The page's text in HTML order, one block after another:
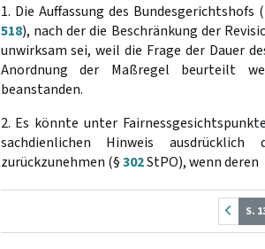
1. Die Auffassung des Bundesgerichtshofs (
518), nach der die Beschränkung der
unwirksam sei, weil die Frage der Dauer
Anordnung der Maßregel beurteilt
beanstanden.
2. Es könnte unter
sachdienlichen Hinweis
zurückzunehmen (§302StPO), wenn deren
S.